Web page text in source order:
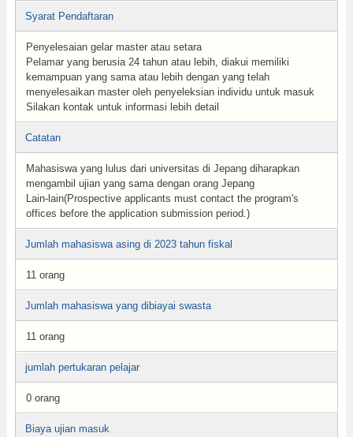
Syarat Pendaftaran
Penyelesaian gelar master atau setara
Pelamar yang berusia 24 tahun atau lebih, diakui memiliki
kemampuan yang sama atau lebih dengan yang telah
menyelesaikan master oleh penyeleksian individu untuk masuk
Silakan kontak untuk informasi lebih detail
Catatan
Mahasiswa yang lulus dari universitas di Jepang diharapkan
mengambil ujian yang sama dengan orang Jepang
Lain-lain(Prospective applicants must contact the program's
offices before the application submission period.)
Jumlah mahasiswa asing di 2023 tahun fiskal
11 orang
Jumlah mahasiswa yang dibiayai swasta
11 orang
jumlah pertukaran pelajar
0 orang
Biaya ujian masuk